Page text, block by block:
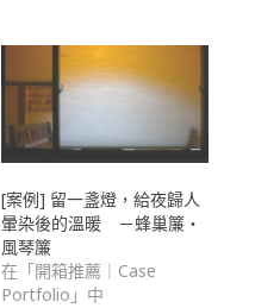
新
中
[案例] 留一盞燈，給夜歸人
暈染後的溫暖 －蜂巢簾・
風琴簾
在「開箱推薦｜Case
Portfolio」中